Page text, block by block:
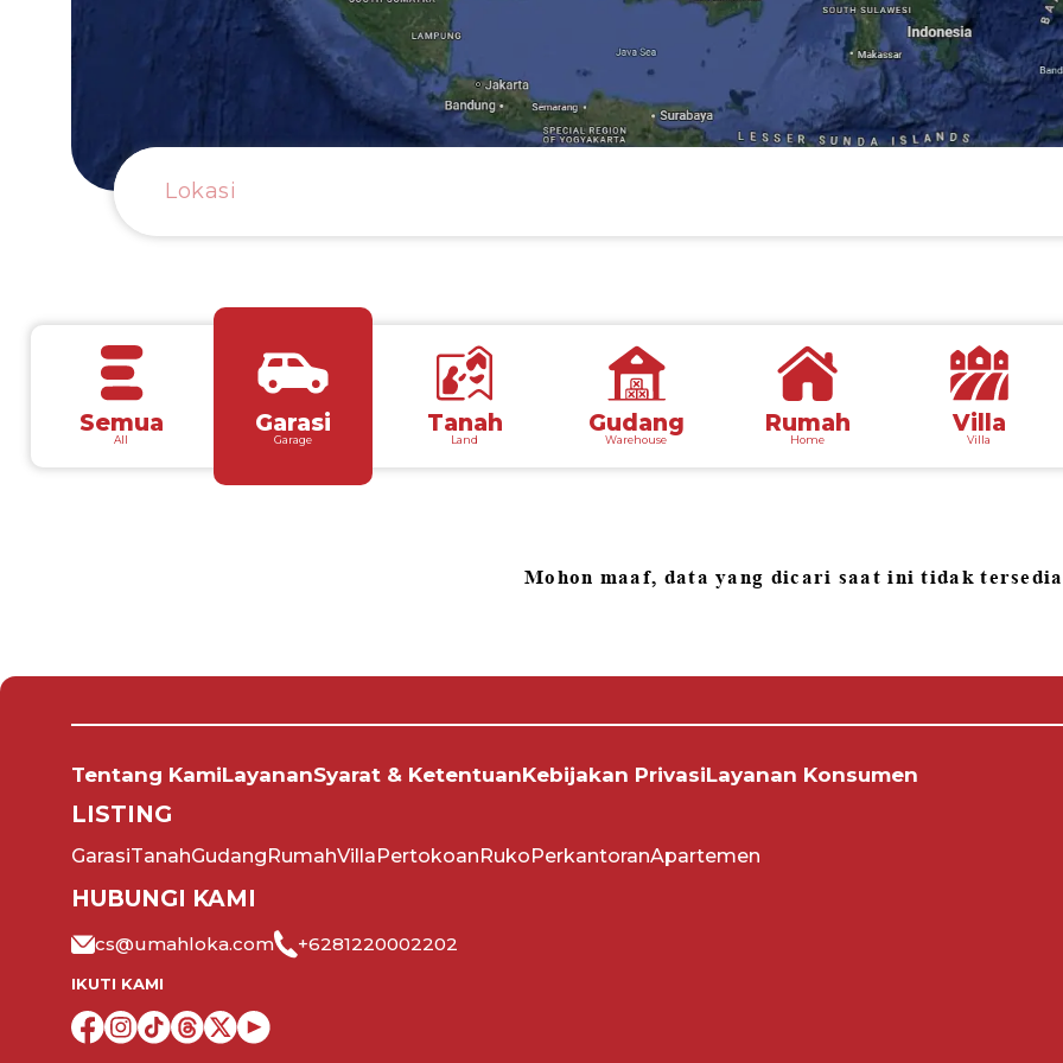
Semua
All
Garasi
Garage
Tanah
Land
Gudang
Warehouse
Rumah
Home
Villa
Villa
Mohon maaf, data yang dicari saat ini tidak
Tentang KamiLayananSyarat & KetentuanKebijakan PrivasiLayanan Konsumen
LISTING
GarasiTanahGudangRumahVillaPertokoanRukoPerkantoranApartemen
HUBUNGI KAMI
cs@umahloka.com +6281220002202
IKUTI KAMI